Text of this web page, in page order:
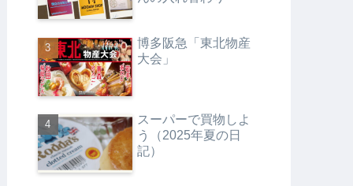
博多阪急「東北物産
大会」
スーパーで買物しよ
う（2025年夏の日
記）